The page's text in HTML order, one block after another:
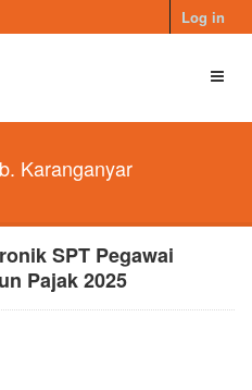
Log in
Karanganyar
SPT Pegawai
Pajak 2025